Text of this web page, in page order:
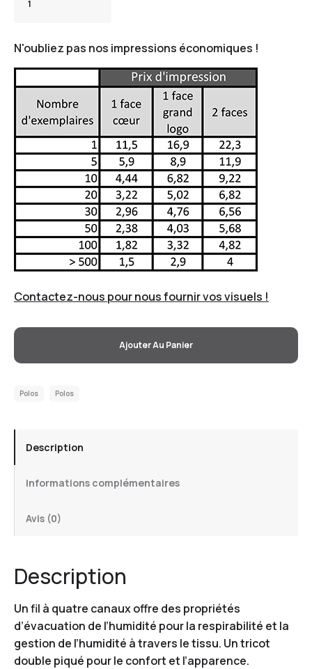
N'oubliez pas nos impressions économiques !
Contactez-nous pour nous fournir vos visuels !
Ajouter Au Panier
Polos Polos
Description
Informations complémentaires
Avis (0)
Description
Un fil à quatre canaux offre des propriétés
d’évacuation de l’humidité pour la respirabilité et la
gestion de l’humidité à travers le tissu. Un tricot
double piqué pour le confort et l’apparence.